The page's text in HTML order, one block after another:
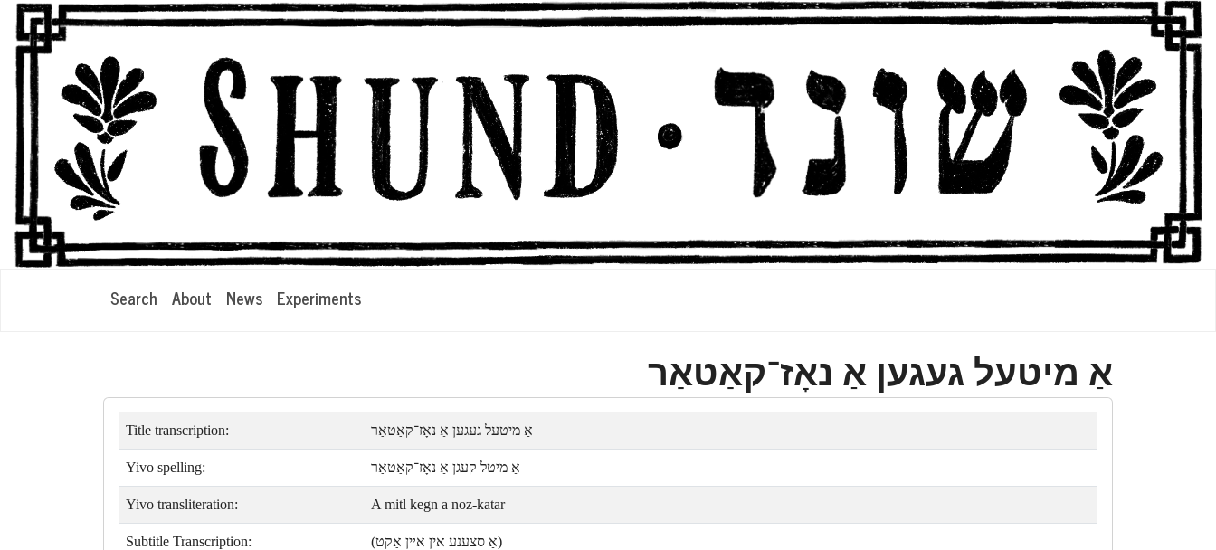
Search About News Experiments
אַ מיטעל געגען אַ נאָז־קאַטאַר
Title transcription: אַ מיטעל געגען אַ נאָז־קאַטאַר
Yivo spelling: אַ מיטל קעגן אַ נאָז־קאַטאַר
Yivo transliteration: A mitl kegn a noz-katar
Subtitle Transcription: (אַ סצענע אין אײן אַקט)